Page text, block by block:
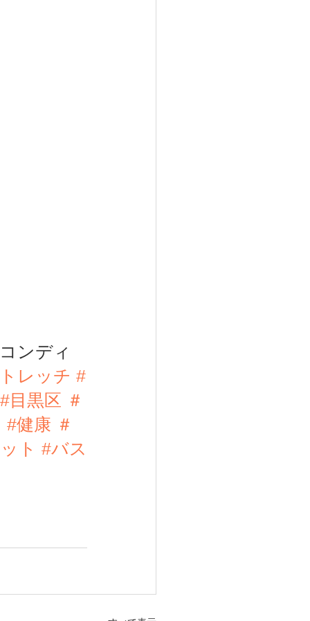
ンディ
レッチ #
#目黒区 ＃
#健康 ＃
ト #バス